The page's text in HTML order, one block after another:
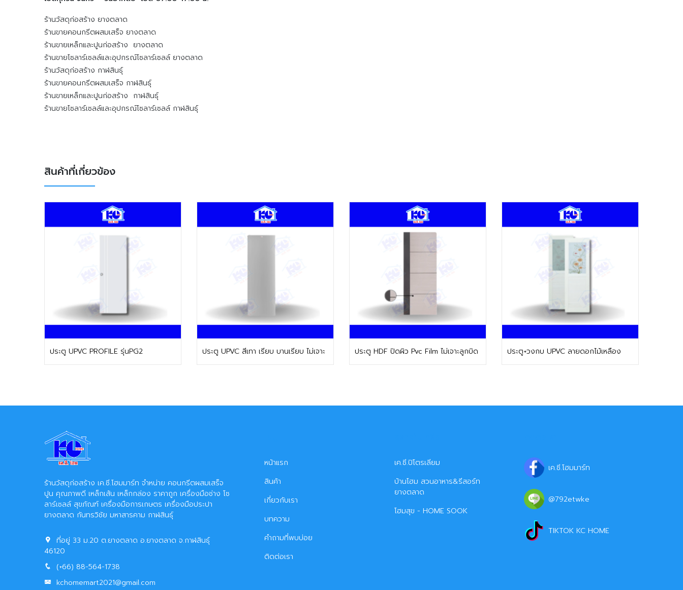
ร้านวัสดุก่อสร้าง ยางตลาด
ร้านขายคอนกรีตผสมเสร็จ ยางตลาด
ร้านขายเหล็กและปูนก่อสร้าง ยางตลาด
ร้านขายโซลาร์เซลล์และอุปกรณ์โซลาร์เซลล์ ยางตลาด
ร้านวัสดุก่อสร้าง กาฬสินธุ์
ร้านขายคอนกรีตผสมเสร็จ กาฬสินธุ์
ร้านขายเหล็กและปูนก่อสร้าง กาฬสินธุ์
ร้านขายโซลาร์เซลล์และอุปกรณ์โซลาร์เซลล์ กาฬสินธุ์
สินค้าที่เกี่ยวข้อง
ประตู UPVC PROFILE รุ่นPG2
ติดต่อฝ่ายขาย ประตู UPVC สีเทา เรียบ บานเรียบ ไม่เจาะ
ติดต่อฝ่ายขาย ประตู HDF ปิดผิว Pvc Film ไม่เจาะลูกบิด
ติดต่อฝ่ายขาย ประตู+วงกบ UPVC ลายดอกไม้เหลือง
ติดต่อฝ่ายขาย
ร้านวัสดุก่อสร้าง เค.ซี.โฮมมาร์ท จำหน่าย คอนกรีตผสมเสร็จ
ปูน คุณภาพดี เหล็กเส้น เหล็กกล่อง ราคาถูก เครื่องมือช่าง โซ
ลาร์เซลล์ สุขภัณฑ์ เครื่องมือการเกษตร เครื่องมือประปา
ยางตลาด กันทรวิชัย มหาสารคาม กาฬสินธุ์
ที่อยู่ 33 ม.20 ต.ยางตลาด อ.ยางตลาด จ.กาฬสินธุ์
46120
(+66) 88-564-1738
kchomemart2021@gmail.com
หน้าแรก
สินค้า
เกี่ยวกับเรา
บทความ
คำถามที่พบบ่อย
ติดต่อเรา
เค.ซี.ปิโตรเลียม
บ้านโฮม สวนอาหาร&รีสอร์ท
ยางตลาด
โฮมสุข - HOME SOOK
เค.ซี.โฮมมาร์ท
@792etwke
TIKTOK KC HOME